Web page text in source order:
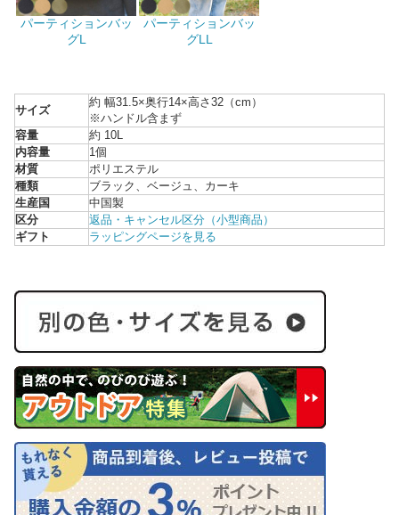
パーティションバッ
グL
パーティションバッ
グLL
サイズ
約 幅31.5×奥行14×高さ32（cm）
※ハンドル含まず
容量
約 10L
内容量
1個
材質
ポリエステル
種類
ブラック、ベージュ、カーキ
生産国
中国製
区分
返品・キャンセル区分（小型商品）
ギフト
ラッピングページを見る